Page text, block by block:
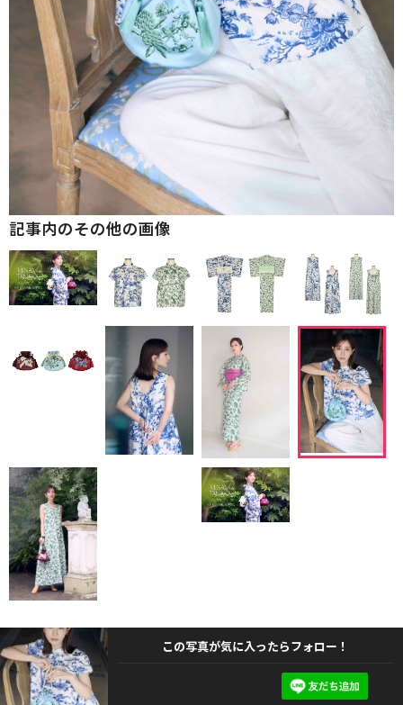
記事内のその他の画像
この写真が気に入ったらフォロー！